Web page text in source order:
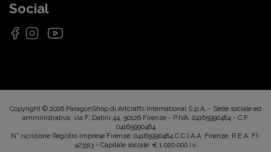
Social
Copyright © 2026 ParagonShop di Artcrafts International S.p.A. - Sede sociale ed
amministrativa: via F. Datini 44, 50126 Firenze - P.IVA: 04165990484 - C.F.
04165990484
N° iscrizione Registro Imprese Firenze: 04165990484 C.C.I.A.A. Firenze, R.E.A. FI-
423313 - Capitale sociale: € 1.020.000 i.v.